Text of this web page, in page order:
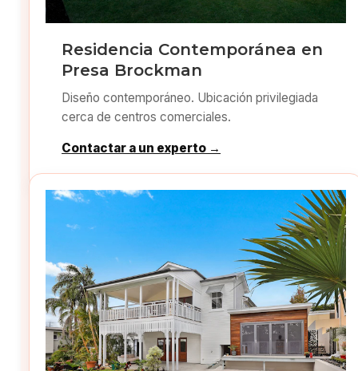
Residencia Contemporánea en
Presa Brockman
Diseño contemporáneo. Ubicación privilegiada
cerca de centros comerciales.
Contactar a un experto →